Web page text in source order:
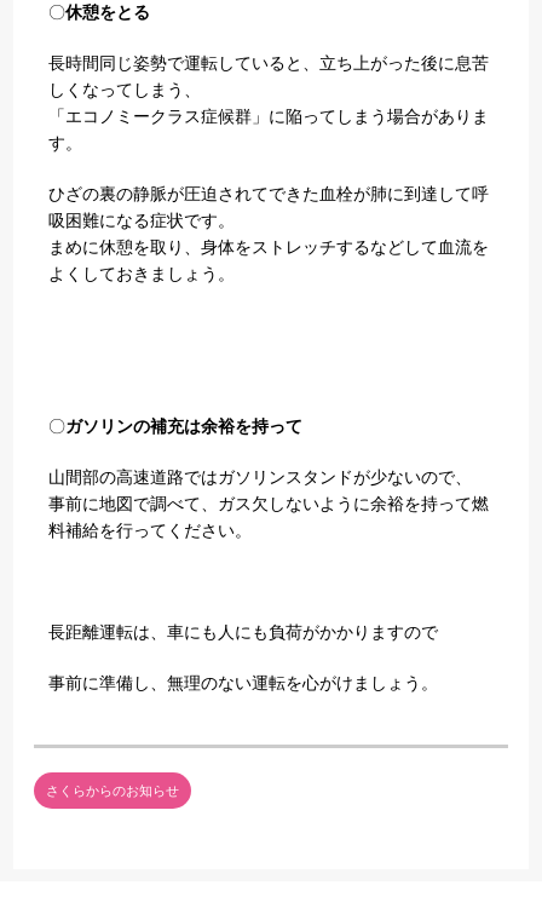
〇休憩をとる
長時間同じ姿勢で運転していると、立ち上がった後に息苦
しくなってしまう、
「エコノミークラス症候群」に陥ってしまう場合がありま
す。
ひざの裏の静脈が圧迫されてできた血栓が肺に到達して呼
吸困難になる症状です。
まめに休憩を取り、身体をストレッチするなどして血流を
よくしておきましょう。
〇ガソリンの補充は余裕を持って
山間部の高速道路ではガソリンスタンドが少ないので、
事前に地図で調べて、ガス欠しないように余裕を持って燃
料補給を行ってください。
長距離運転は、車にも人にも負荷がかかりますので
事前に準備し、無理のない運転を心がけましょう。
さくらからのお知らせ